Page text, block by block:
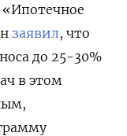
«Ипотечное
заявил, что
до 25-30%
в этом